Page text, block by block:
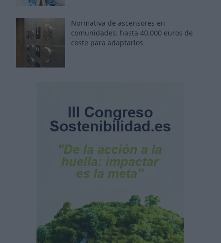
Normativa de ascensores en
comunidades: hasta 40.000 euros de
coste para adaptarlos